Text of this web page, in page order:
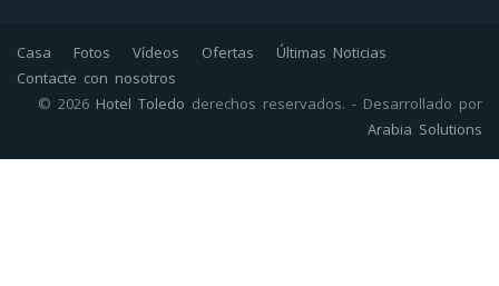
Casa Fotos Vídeos Ofertas
Últimas Noticias
Contacte con nosotros
© 2026 Hotel Toledo derechos reservados. - Desarrollado por
Arabia Solutions